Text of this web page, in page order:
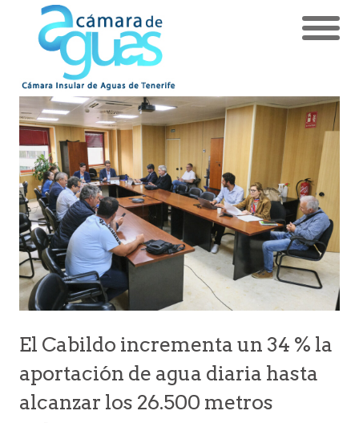
El Cabildo incrementa un 34 % la
aportación de agua diaria hasta
alcanzar los 26.500 metros